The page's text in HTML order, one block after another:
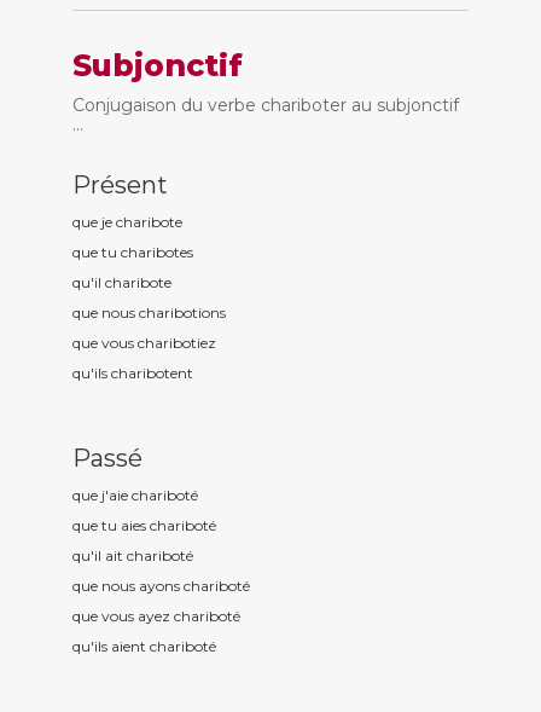
Subjonctif
Conjugaison du verbe chariboter au subjonctif
...
Présent
que je charibote
que tu charibotes
qu'il charibote
que nous charibotions
que vous charibotiez
qu'ils charibotent
Passé
que j'aie chariboté
que tu aies chariboté
qu'il ait chariboté
que nous ayons chariboté
que vous ayez chariboté
qu'ils aient chariboté